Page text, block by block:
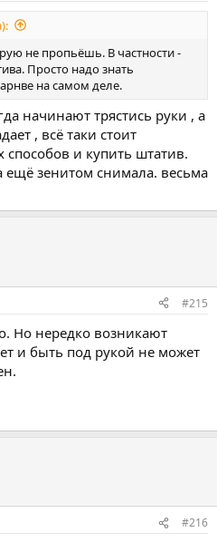
не пропьёшь. В частности -
Просто надо знать
на самом деле.
начинают трястись руки , а
, всё таки стоит
способов и купить штатив.
ещё зенитом снимала. весьма
#215
Но нередко возникают
и быть под рукой не может
#216